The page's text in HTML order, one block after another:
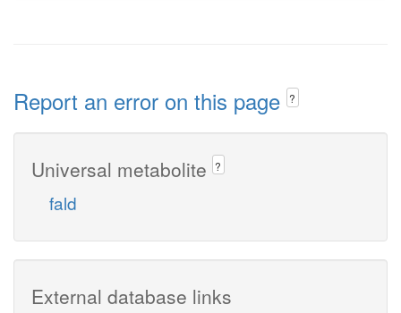
Report an error on this page ?
Universal metabolite ?
fald
External database links